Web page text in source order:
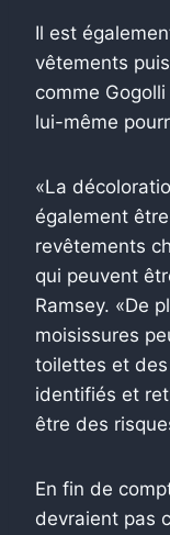
Il est
vêtements
comme
lui-même
«La
également
revêtements
qui peuvent
Ramsey. «De
moisissures
toilettes et
identifiés et
être des
En fin de
devraient pas